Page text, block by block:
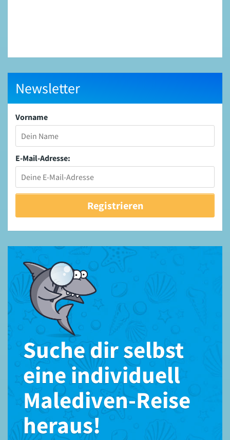
Newsletter
Vorname
E-Mail-Adresse:
Suche dir selbst
eine individuell
Malediven-Reise
heraus!